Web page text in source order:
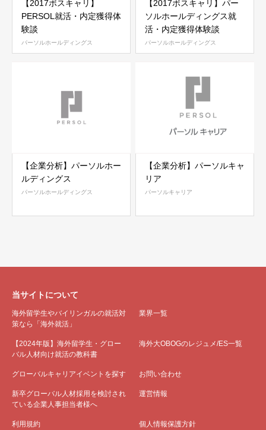
【2017ボスキャリ】
PERSOL就活・内定獲得体
験談
パーソルホールディングス
【2017ボスキャリ】パー
ソルホールディングス就
活・内定獲得体験談
パーソルホールディングス
【企業分析】パーソルホー
ルディングス
パーソルホールディングス
【企業分析】パーソルキャ
リア
パーソルキャリア
当サイトについて
海外留学生やバイリンガルの就活対
策なら「海外就活」
業界一覧
【2024年版】海外留学生・グロー
バル人材向け就活の教科書
海外大OBOGのレジュメ/ES一覧
グローバルキャリアイベントを探す お問い合わせ
新卒グローバル人材採用を検討され
ている企業人事担当者様へ
運営情報
利用規約 個人情報保護方針